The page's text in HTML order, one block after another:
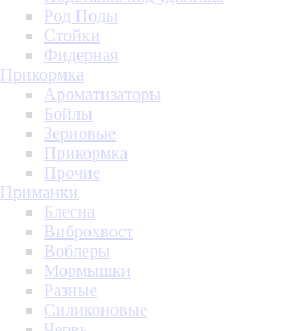
Род Поды
Стойки
Фидерная
Прикормка
Ароматизаторы
Бойлы
Зерновые
Прикормка
Прочие
Приманки
Блесна
Виброхвост
Воблеры
Мормышки
Разные
Силиконовые